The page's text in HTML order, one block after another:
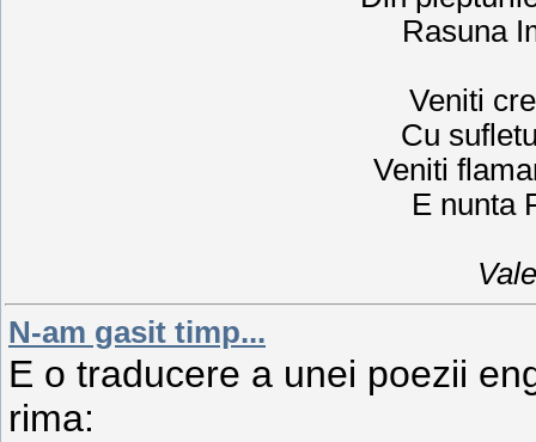
Rasuna
Veniti
Cu
Veniti
E nunta
N-am gasit timp...
E o traducere a unei poezii
rima: